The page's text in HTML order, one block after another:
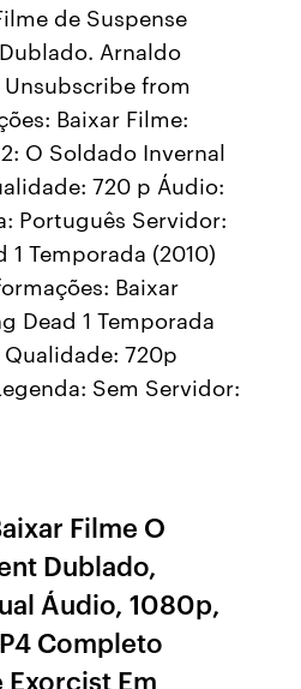
de Suspense
Arnaldo
from
Baixar Filme:
O Soldado Invernal
720 p Áudio:
Português Servidor:
1 Temporada (2010)
Baixar
Dead 1 Temporada
720p
Sem Servidor:
Filme O
Dublado,
Áudio, 1080p,
Completo
Em